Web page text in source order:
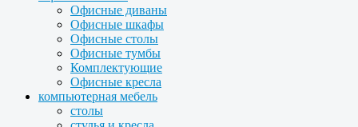
Офисные диваны
Офисные шкафы
Офисные столы
Офисные тумбы
Комплектующие
Офисные кресла
компьютерная мебель
столы